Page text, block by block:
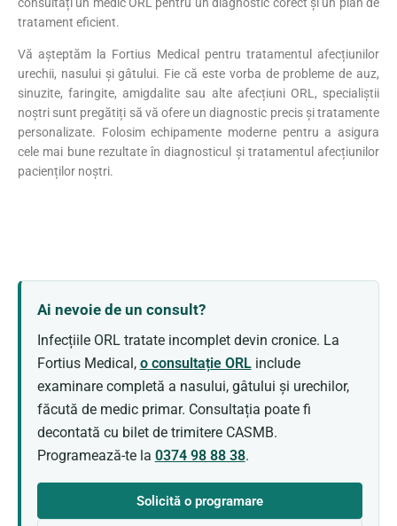
tratament eficient.
Vă așteptăm la Fortius Medical pentru tratamentul afecțiunilor
urechii, nasului și gâtului. Fie că este vorba de probleme de auz,
sinuzite, faringite, amigdalite sau alte afecțiuni ORL, specialiștii
noștri sunt pregătiți să vă ofere un diagnostic precis și tratamente
personalizate. Folosim echipamente moderne pentru a asigura
cele mai bune rezultate în diagnosticul și tratamentul afecțiunilor
pacienților noștri.
Ai nevoie de un consult?
Infecțiile ORL tratate incomplet devin cronice. La
Fortius Medical, o consultație ORLinclude
examinare completă a nasului, gâtului și urechilor,
făcută de medic primar. Consultația poate fi
decontată cu bilet de trimitere CASMB.
Programează-te la 0374 98 88 38.
Solicită o programare